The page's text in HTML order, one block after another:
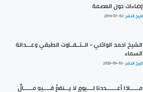
إضاءات حول العصمة
تاريخ النشر :2019-07-02
الشيخ احمد الوائلي - الــتــفــاوت الطبقي وعـــدالة
السماء
تاريخ النشر :2020-09-03
مــــــاذا أعـــــــددنا لــــيومٍ لا يـــنفعُ فـــــيهِ مــــــالٌ